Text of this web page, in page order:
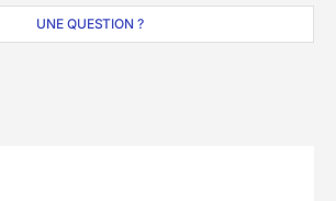
UNE QUESTION ?